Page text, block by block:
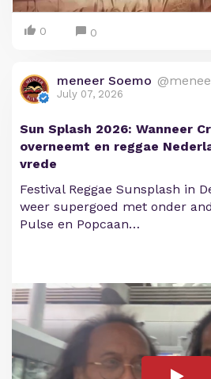
0 0
meneer Soemo
July 07, 2026
Sun Splash 2026: Wanneer
overneemt en reggae
vrede
Festival Reggae Sunsplash in
weer supergoed met onder
Pulse en Popcaan…